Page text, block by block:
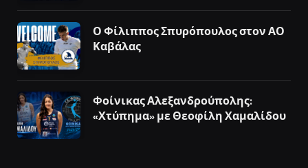
Ο Φίλιππος Σπυρόπουλος στον ΑΟ
Καβάλας
Φοίνικας Αλεξανδρούπολης:
«Χτύπημα» με Θεοφίλη Χαμαλίδου